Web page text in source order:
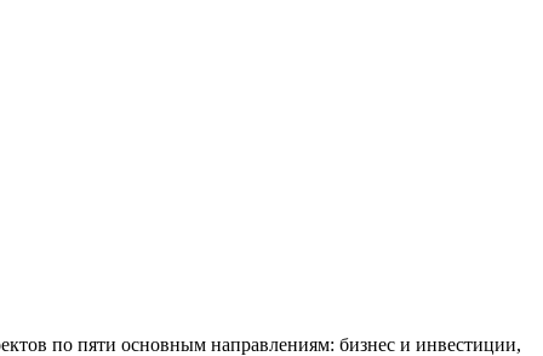
по пяти основным направлениям: бизнес и инвестиции,